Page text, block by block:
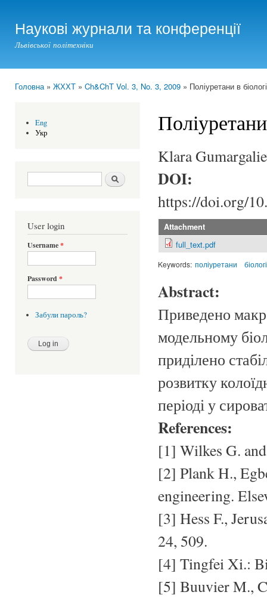
Наукові журнали та конференції
Львівської політехніки
Головна» ЖХХТ » Ch&ChT Vol. 3, No. 3, 2009 » Поліуретани в
Eng
Укр
Search form Шукати
User login
Username*
Password *
Забули пароль?
Klara
DOI:
https://doi.org/
Attachment
full_text.pdf
Keywords: поліуретани
Abstract:
Приведено
модельному
приділено
розвитку
періоді у
References:
[1] Wilkes G.
[2] Plank H.,
engineering.
[3] Hess F.,
24, 509.
[4] Tingfei Xi.:
[5] Buuvier M.,